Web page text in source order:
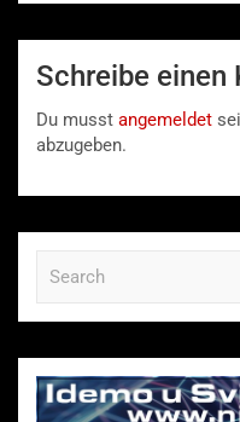
Schreibe einen
Du musst angemeldet
abzugeben.
c
h